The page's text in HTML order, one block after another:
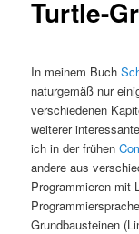
Turtle-
In meinem Buch
naturgemäß nur
verschiedenen
weiterer
ich in der frühen
andere aus
Programmieren mit
Grundbausteinen